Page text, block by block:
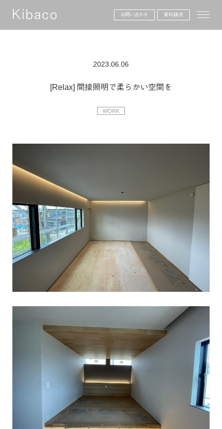
toggle
お問い合わせ 資料請求
2023.06.06
[Relax] 間接照明で柔らかい空間を
WORK